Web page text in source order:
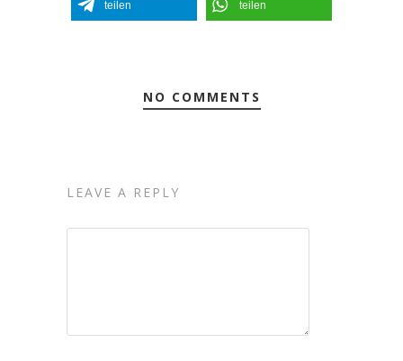
teilen teilen
NO COMMENTS
LEAVE A REPLY